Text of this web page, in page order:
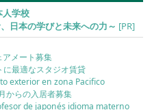
学校
日本の学びと未来への力～ [PR]
アメート募集
に最適なスタジオ賃貸
exterior en zona Pacifico
からの入居者募集
de japonés idioma materno